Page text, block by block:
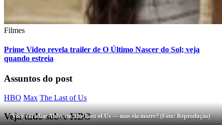
Você vai odiar Abby em The Last of Us — mas ela morre? (Foto: Reprodução)
Filmes
Prime Video revela trailer de O Último Nascer do Sol; veja
quando estreia
Assuntos do post
HBO Max The Last of Us
Veja tudo sobreHBO